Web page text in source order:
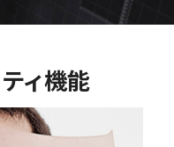
ィ機能